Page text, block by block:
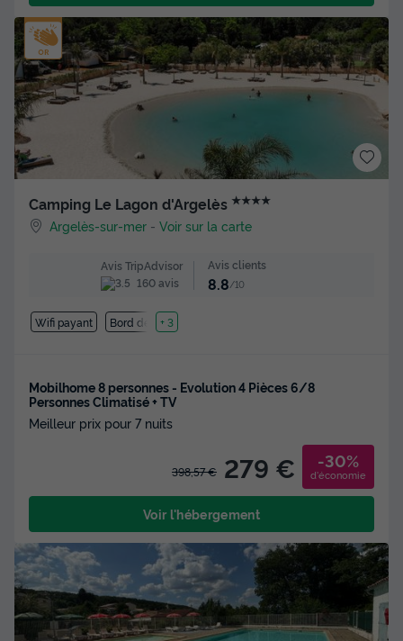
Camping Le Lagon d'Argelès ★★★★
Argelès-sur-mer -Voir sur la carte
Avis TripAdvisor
160 avis
Avis clients
8.8/10
Wifi payant Bord de mer
+ 3
Mobilhome 8 personnes - Evolution 4 Pièces 6/8
Personnes Climatisé + TV
Meilleur prix pour 7 nuits
398,57 € 279 € -30%
d'économie
Voir l'hébergement